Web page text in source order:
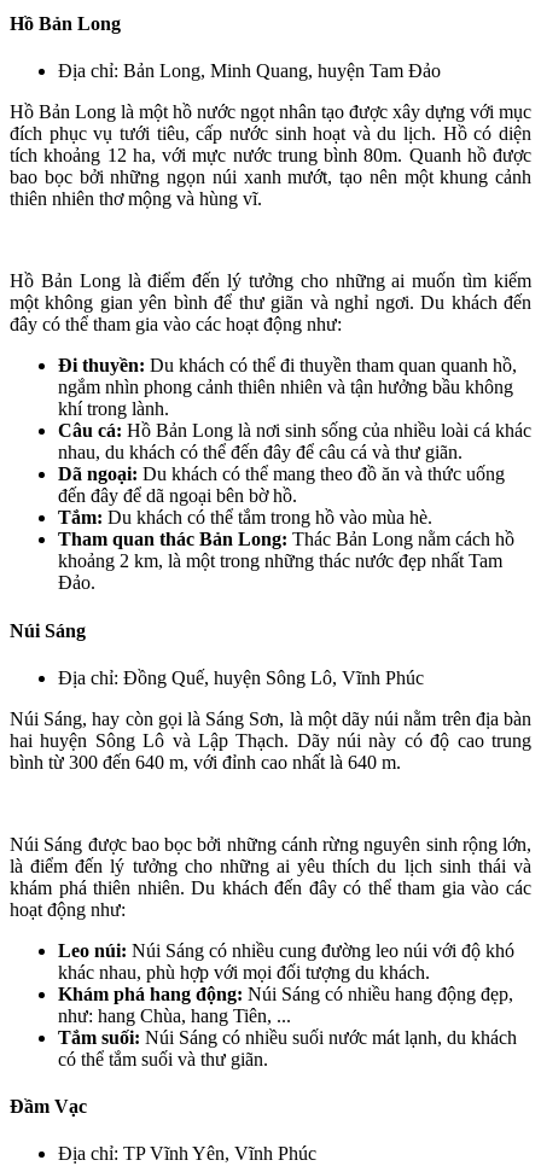
Hồ Bản Long
Địa chỉ: Bản Long, Minh Quang, huyện Tam Đảo
Hồ Bản Long là một hồ nước ngọt nhân tạo được xây dựng với mục
đích phục vụ tưới tiêu, cấp nước sinh hoạt và du lịch. Hồ có diện
tích khoảng 12 ha, với mực nước trung bình 80m. Quanh hồ được
bao bọc bởi những ngọn núi xanh mướt, tạo nên một khung cảnh
thiên nhiên thơ mộng và hùng vĩ.
Hồ Bản Long là điểm đến lý tưởng cho những ai muốn tìm kiếm
một không gian yên bình để thư giãn và nghỉ ngơi. Du khách đến
đây có thể tham gia vào các hoạt động như:
Đi thuyền: Du khách có thể đi thuyền tham quan quanh hồ,
ngắm nhìn phong cảnh thiên nhiên và tận hưởng bầu không
khí trong lành.
Câu cá: Hồ Bản Long là nơi sinh sống của nhiều loài cá khác
nhau, du khách có thể đến đây để câu cá và thư giãn.
Dã ngoại: Du khách có thể mang theo đồ ăn và thức uống
đến đây để dã ngoại bên bờ hồ.
Tắm: Du khách có thể tắm trong hồ vào mùa hè.
Tham quan thác Bản Long: Thác Bản Long nằm cách hồ
khoảng 2 km, là một trong những thác nước đẹp nhất Tam
Đảo.
Núi Sáng
Địa chỉ: Đồng Quế, huyện Sông Lô, Vĩnh Phúc
Núi Sáng, hay còn gọi là Sáng Sơn, là một dãy núi nằm trên địa bàn
hai huyện Sông Lô và Lập Thạch. Dãy núi này có độ cao trung
bình từ 300 đến 640 m, với đỉnh cao nhất là 640 m.
Núi Sáng được bao bọc bởi những cánh rừng nguyên sinh rộng lớn,
là điểm đến lý tưởng cho những ai yêu thích du lịch sinh thái và
khám phá thiên nhiên. Du khách đến đây có thể tham gia vào các
hoạt động như:
Leo núi: Núi Sáng có nhiều cung đường leo núi với độ khó
khác nhau, phù hợp với mọi đối tượng du khách.
Khám phá hang động: Núi Sáng có nhiều hang động đẹp,
như: hang Chùa, hang Tiên, ...
Tắm suối: Núi Sáng có nhiều suối nước mát lạnh, du khách
có thể tắm suối và thư giãn.
Đầm Vạc
Địa chỉ: TP Vĩnh Yên, Vĩnh Phúc